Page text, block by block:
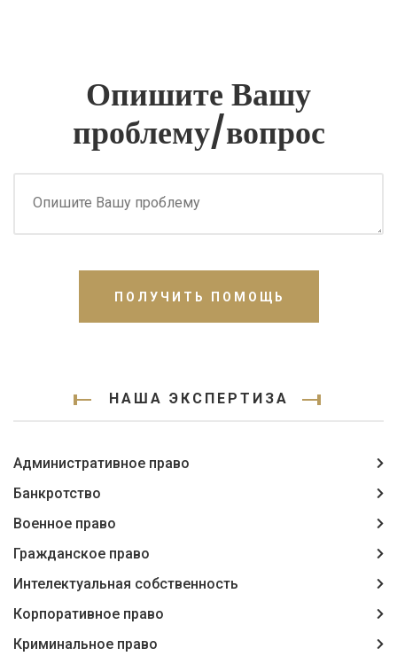
Опишите Вашу
проблему/вопрос
ПОЛУЧИТЬ ПОМОЩЬ
НАША ЭКСПЕРТИЗА
Административное право
Банкротство
Военное право
Гражданское право
Интелектуальная собственность
Корпоративное право
Криминальное право